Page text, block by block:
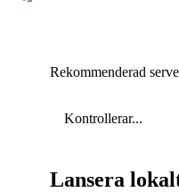
Rekommenderad
Kontrollerar...
Lansera